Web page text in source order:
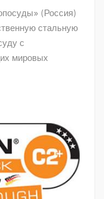
(Россия)
стальную
с
мировых